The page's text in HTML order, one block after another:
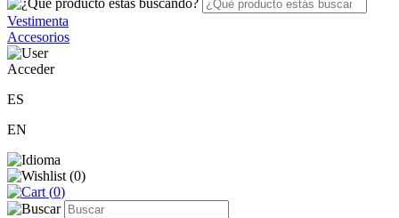
Vestimenta
Accesorios
Acceder
ES
EN
(0)
(0)